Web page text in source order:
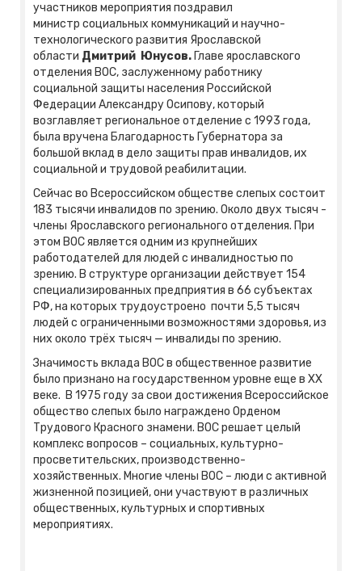
участников мероприятия поздравил
министр социальных коммуникаций и научно-
технологического развития Ярославской
области Дмитрий Юнусов. Главе ярославского
отделения ВОС, заслуженному работнику
социальной защиты населения Российской
Федерации Александру Осипову, который
возглавляет региональное отделение с 1993 года,
была вручена Благодарность Губернатора за
большой вклад в дело защиты прав инвалидов, их
социальной и трудовой реабилитации.
Сейчас во Всероссийском обществе слепых состоит
183 тысячи инвалидов по зрению. Около двух тысяч -
члены Ярославского регионального отделения. При
этом ВОС является одним из крупнейших
работодателей для людей с инвалидностью по
зрению. В структуре организации действует 154
специализированных предприятия в 66 субъектах
РФ, на которых трудоустроено почти 5,5 тысяч
людей с ограниченными возможностями здоровья, из
них около трёх тысяч — инвалиды по зрению.
Значимость вклада ВОС в общественное развитие
было признано на государственном уровне еще в XX
веке. В 1975 году за свои достижения Всероссийское
общество слепых было награждено Орденом
Трудового Красного знамени. ВОС решает целый
комплекс вопросов – социальных, культурно-
просветительских, производственно-
хозяйственных. Многие члены ВОС – люди с активной
жизненной позицией, они участвуют в различных
общественных, культурных и спортивных
мероприятиях.